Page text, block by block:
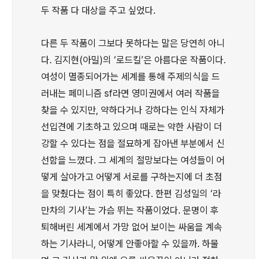
두 작품 다 대상을 주고 싶었다.
다른 두 작품이 그보다 못하다는 말은 당연히 아니
다. 김지현(아밀)의 ‘로드킬’은 아름다운 작품이다.
여성이 멸종되어가는 세계를 통해 주제의식을 드
러내는 페미니즘 sf라면 영미권에서 여러 작품을
찾을 수 있지만, 약하다거나 강하다는 인식 자체가
선입견에 기초하고 있으며 때로는 약한 사람이 더
강할 수 있다는 점을 절묘하게 잡아낸 부분에서 신
선함을 느꼈다. 그 세계의 절망보다는 여성들이 어
떻게 살아가고 어떻게 서로를 구하는지에 더 초점
을 맞췄다는 점이 특히 좋았다. 한편 김성일의 ‘라
만차의 기사’는 가슴 뛰는 작품이었다. 문명이 후
퇴해버린 세계에서 가망 없어 보이는 싸움을 계속
하는 기사라니, 어떻게 안좋아할 수 있을까. 하물